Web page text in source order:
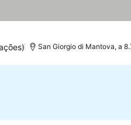
San Giorgio di Mantova, a